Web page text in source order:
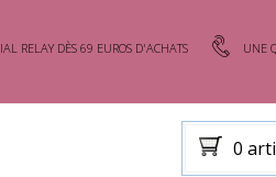
RELAY DÈS 69 EUROS D'ACHATS
UNE
0